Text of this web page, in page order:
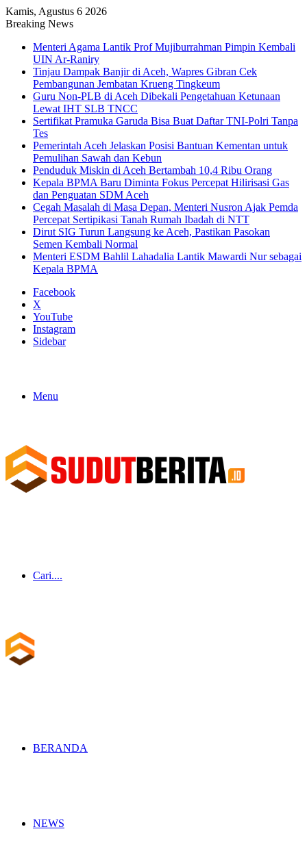
Kamis, Agustus 6 2026
Breaking News
Menteri Agama Lantik Prof Mujiburrahman Pimpin Kembali
UIN Ar-Raniry
Tinjau Dampak Banjir di Aceh, Wapres Gibran Cek
Pembangunan Jembatan Krueng Tingkeum
Guru Non-PLB di Aceh Dibekali Pengetahuan Ketunaan
Lewat IHT SLB TNCC
Sertifikat Pramuka Garuda Bisa Buat Daftar TNI-Polri Tanpa
Tes
Pemerintah Aceh Jelaskan Posisi Bantuan Kementan untuk
Pemulihan Sawah dan Kebun
Penduduk Miskin di Aceh Bertambah 10,4 Ribu Orang
Kepala BPMA Baru Diminta Fokus Percepat Hilirisasi Gas
dan Penguatan SDM Aceh
Cegah Masalah di Masa Depan, Menteri Nusron Ajak Pemda
Percepat Sertipikasi Tanah Rumah Ibadah di NTT
Dirut SIG Turun Langsung ke Aceh, Pastikan Pasokan
Semen Kembali Normal
Menteri ESDM Bahlil Lahadalia Lantik Mawardi Nur sebagai
Kepala BPMA
Facebook
X
YouTube
Instagram
Sidebar
Menu
Cari....
BERANDA
NEWS